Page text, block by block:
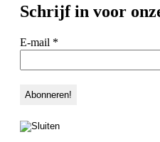
Schrijf in voor
E-mail *